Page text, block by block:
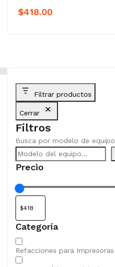
$418.00
Filtrar productos
Cerrar
Filtros
Busca por modelo de equipo
Precio
Categoría
Categoría
Refacciones para Impresoras